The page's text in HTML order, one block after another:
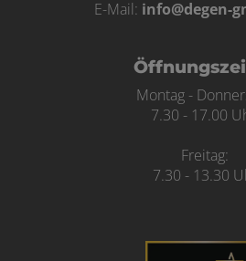
E-Mail: info@degen-
Montag -
7.30 - 17.00
Freitag:
7.30 - 13.30